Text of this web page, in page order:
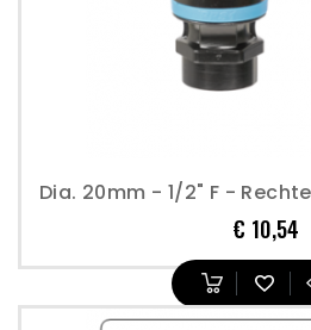
€ 10,54